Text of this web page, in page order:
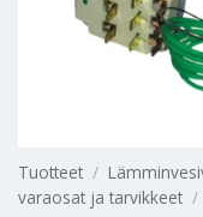
Tuotteet /
varaosat ja tarvikkeet /